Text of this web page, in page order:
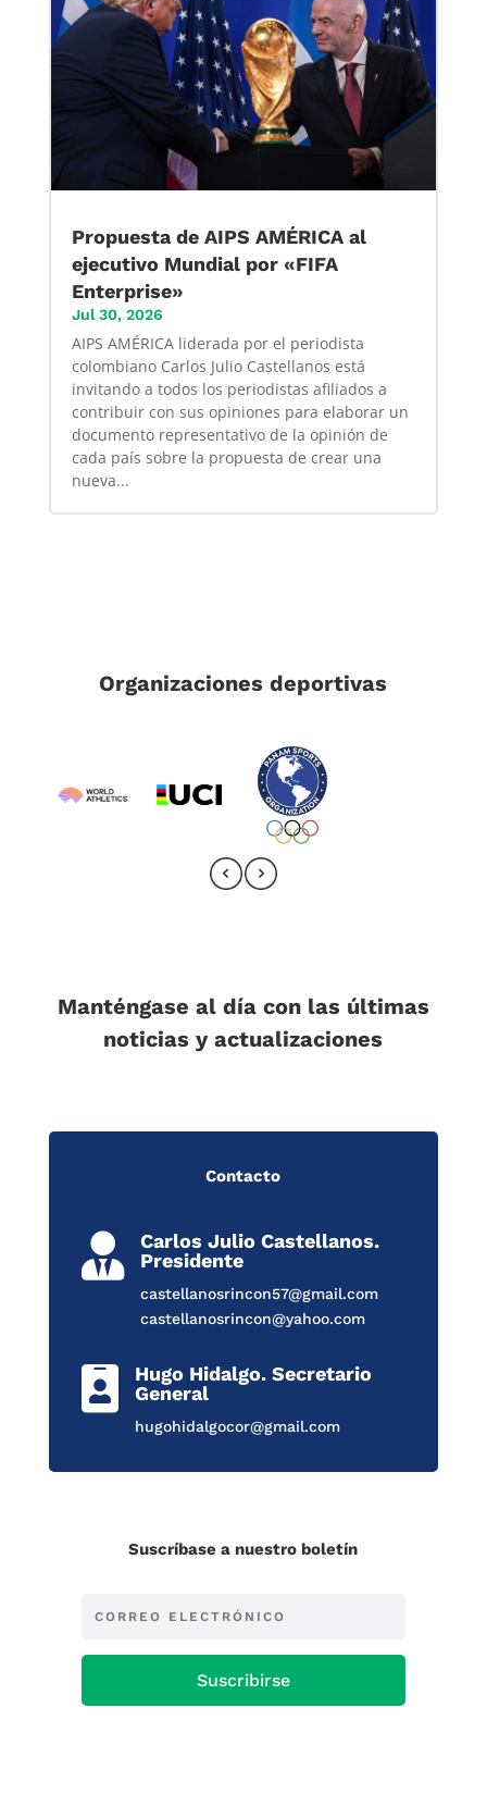
Propuesta de AIPS AMÉRICA al
ejecutivo Mundial por «FIFA
Enterprise»
Jul 30, 2026
AIPS AMÉRICA liderada por el periodista
colombiano Carlos Julio Castellanos está
invitando a todos los periodistas afiliados a
contribuir con sus opiniones para elaborar un
documento representativo de la opinión de
cada país sobre la propuesta de crear una
nueva...
Organizaciones deportivas
Manténgase al día con las últimas
noticias y actualizaciones
Contacto

Carlos Julio Castellanos.
Presidente
castellanosrincon57@gmail.com
castellanosrincon@yahoo.com

Hugo Hidalgo. Secretario
General
hugohidalgocor@gmail.com
Suscríbase a nuestro boletín
Suscribirse